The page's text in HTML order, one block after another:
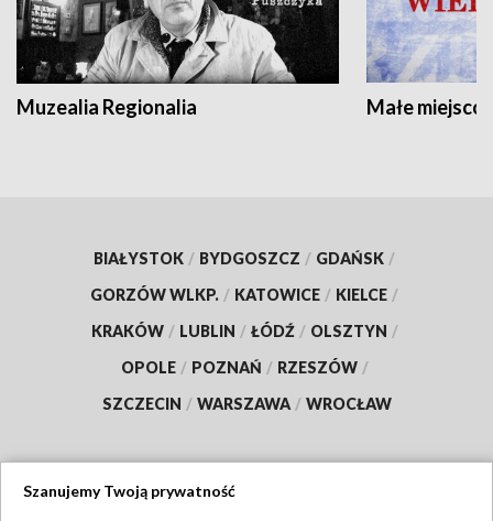
Muzealia Regionalia Małe
BIAŁYSTOK / BYDGOSZCZ / GDAŃSK /
GORZÓW WLKP. / KATOWICE / KIELCE /
KRAKÓW / LUBLIN / ŁÓDŹ / OLSZTYN /
OPOLE / POZNAŃ / RZESZÓW /
SZCZECIN / WARSZAWA / WROCŁAW
Szanujemy Twoją prywatność